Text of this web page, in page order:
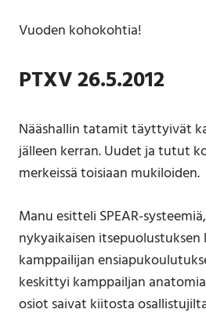
Vuoden kohokohtia!
PTXV 26.5.2012
Nääshallin tatamit täyttyivät
jälleen kerran. Uudet ja tutut
merkeissä toisiaan mukiloiden.
Manu esitteli SPEAR-
nykyaikaisen itsepuolustuksen
kamppailijan
keskittyi kamppailjan
osiot saivat kiitosta